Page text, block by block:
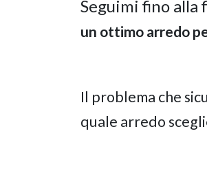
Seguimi fino alla
un ottimo arredo
Il problema che
quale arredo